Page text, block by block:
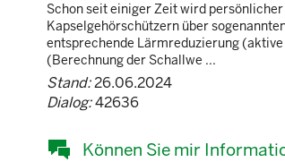
Schon seit einiger Zeit wird
Kapselgehörschützern über
entsprechende Lärmreduzierung
(Berechnung der Schallwe ...
Stand:26.06.2024
Dialog:42636
Können Sie mir